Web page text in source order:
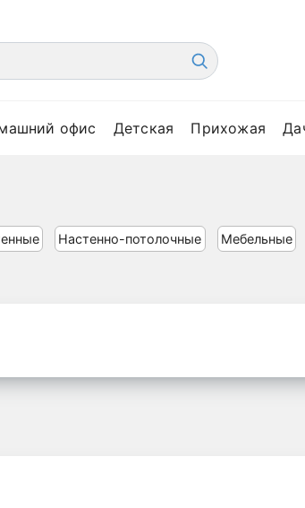
офис Детская Прихожая
Настенно-потолочные Мебельные